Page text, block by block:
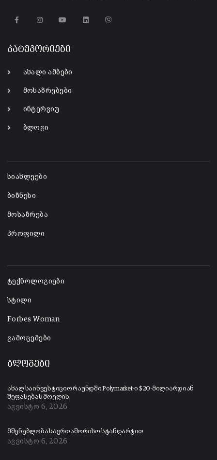
კატეგორიები
ახალი ამბები
მოსაზრებები
ინტერვიუ
ბლოგი
სიახლეები
ბიზნესი
მოსაზრება
პროფილი
ტექნოლოგიები
სტილი
Forbes Woman
გამოცემები
ბლოგები
ახალ საინვესტიციო რაუნდში Polymarket-ი $20-მილიარდიან
შეფასებას მოელის
აგვისტო 6, 2026
მშენებლობა საერთაშორისო სტანდარტით
აგვისტო 6, 2026